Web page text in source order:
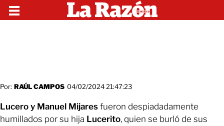
Por: RAÚL CAMPOS 04/02/2024 21:47:23
Lucero y Manuel Mijares fueron despiadadamente
humillados por su hija Lucerito, quien se burló de sus